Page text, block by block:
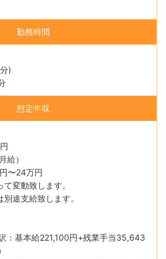
勤務時間
)
想定年収
給）
〜24万円
変動致します。
途支給致します。
：基本給221,100円+残業手当35,643